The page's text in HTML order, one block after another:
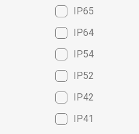
IP65
IP64
IP54
IP52
IP42
IP41